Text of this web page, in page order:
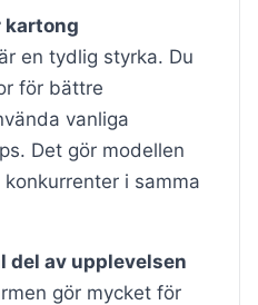
kartong
en tydlig styrka. Du
för bättre
vanliga
Det gör modellen
i samma
del av upplevelsen
gör mycket för